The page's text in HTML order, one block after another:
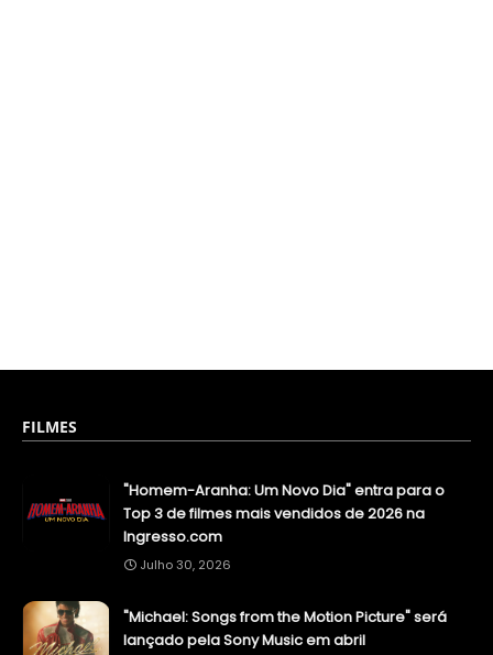
FILMES
"Homem-Aranha: Um Novo Dia" entra para o
Top 3 de filmes mais vendidos de 2026 na
Ingresso.com
Julho 30, 2026
"Michael: Songs from the Motion Picture" será
lançado pela Sony Music em abril